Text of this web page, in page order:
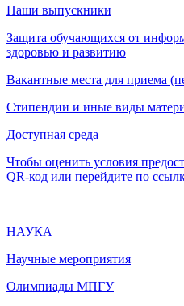
Наши выпускники
Защита обучающихся от
здоровью и развитию
Вакантные места для приема
Стипендии и иные виды
Доступная среда
Чтобы оценить условия
QR-код или перейдите по
НАУКА
Научные мероприятия
Олимпиады МПГУ